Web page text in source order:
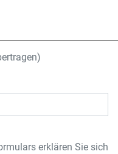
erklären Sie sich